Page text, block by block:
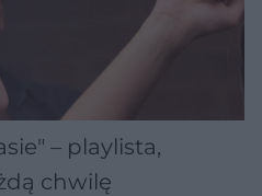
– playlista,
chwilę